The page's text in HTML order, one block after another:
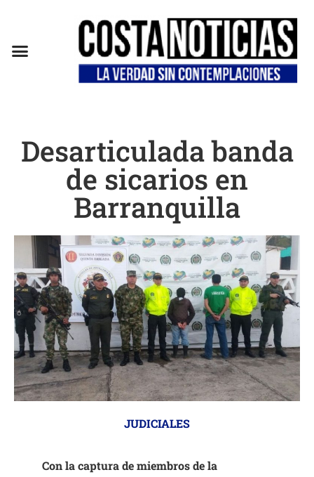
Desarticulada banda
de sicarios en
Barranquilla
JUDICIALES
Con la captura de miembros de la